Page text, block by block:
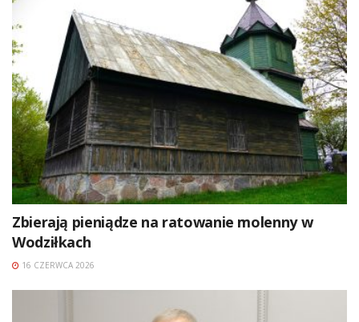
Zbierają pieniądze na ratowanie molenny w
Wodziłkach
16 CZERWCA 2026